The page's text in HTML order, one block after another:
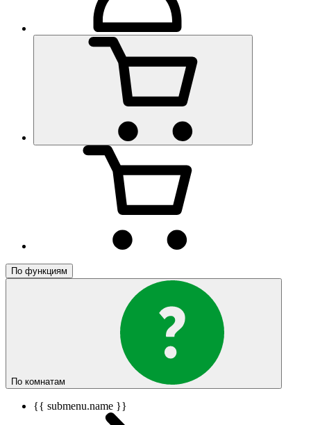
По функциям
По комнатам
{{ submenu.name }}